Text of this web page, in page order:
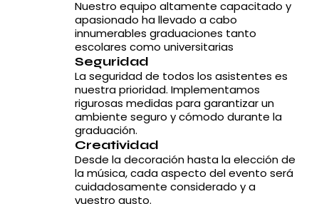
Nuestro equipo altamente capacitado y
apasionado ha llevado a cabo
innumerables graduaciones tanto
escolares como universitarias
Seguridad
La seguridad de todos los asistentes es
nuestra prioridad. Implementamos
rigurosas medidas para garantizar un
ambiente seguro y cómodo durante la
graduación.
Creatividad
Desde la decoración hasta la elección de
la música, cada aspecto del evento será
cuidadosamente considerado y a
vuestro gusto.